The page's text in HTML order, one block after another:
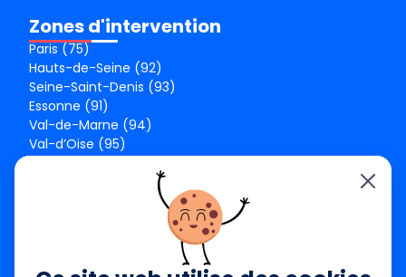
Zones d'intervention
Paris (75)
Hauts-de-Seine (92)
Seine-Saint-Denis (93)
Essonne (91)
Val-de-Marne (94)
Val-d’Oise (95)
Seine-Saint-Denis